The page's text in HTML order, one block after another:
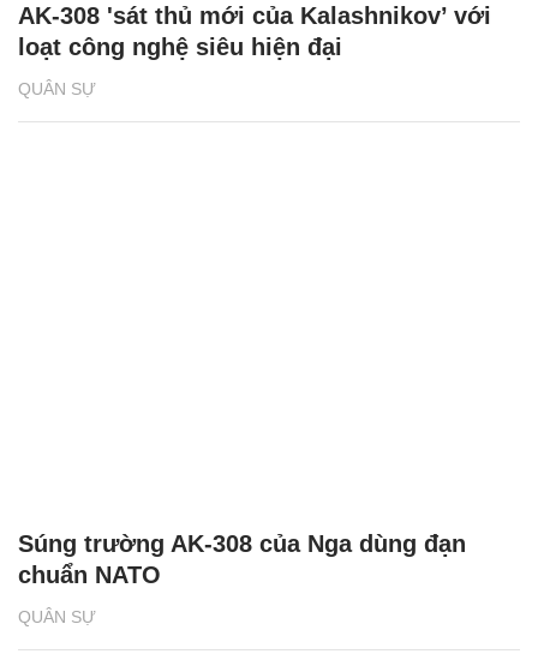
QUÂN SỰ
AK-308 'sát thủ mới của Kalashnikov’ với
loạt công nghệ siêu hiện đại
QUÂN SỰ
Súng trường AK-308 của Nga dùng đạn
chuẩn NATO